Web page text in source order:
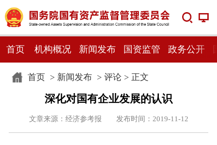
首页 机构概况 新闻发布 国资监管 政务公开
首页> 新闻发布> 评论 > 正文
深化对国有企业发展的认识
文章来源：经济参考报 发布时间：2019-11-12